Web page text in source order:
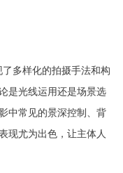
多样化的拍摄手法和构
是光线运用还是场景选
中常见的景深控制、背
现尤为出色，让主体人